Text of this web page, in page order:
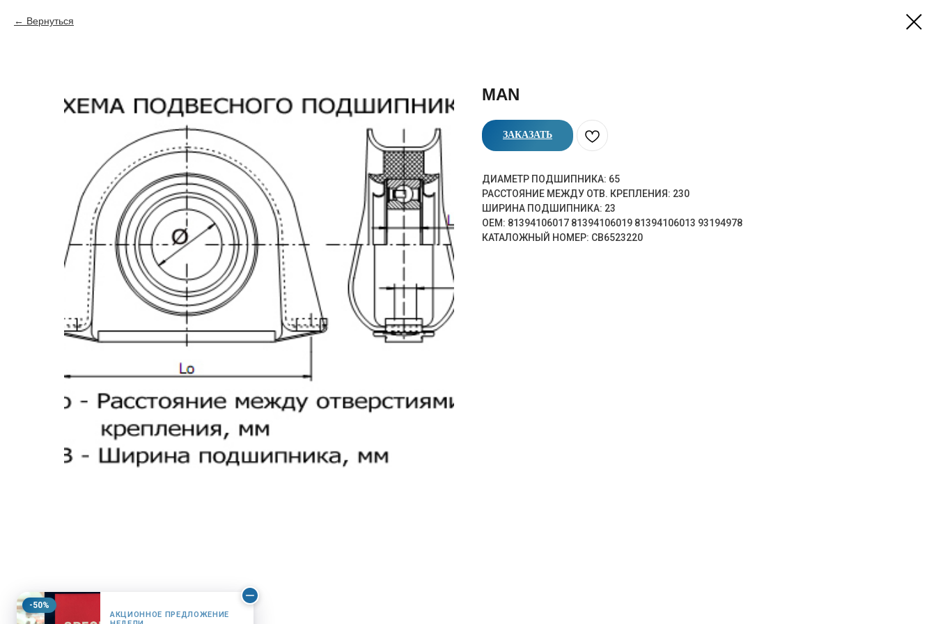
-50%
АКЦИОННОЕ ПРЕДЛОЖЕНИЕ
Вернуться
MAN
ЗАКАЗАТЬ
ДИАМЕТР ПОДШИПНИКА: 65
РАССТОЯНИЕ МЕЖДУ ОТВ. КРЕПЛЕНИЯ: 230
ШИРИНА ПОДШИПНИКА: 23
OEM: 81394106017 81394106019 81394106013 93194978
КАТАЛОЖНЫЙ НОМЕР: CB6523220